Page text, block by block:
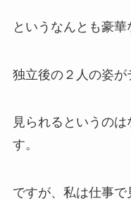
というなんとも豪華
独立後の２人の姿が
見られるというの
す。
ですが、私は仕事で